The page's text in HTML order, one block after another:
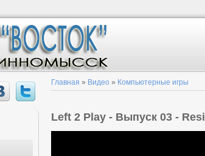
Главная » Видео » Компьютерные игры
Left 2 Play - Выпуск 03 -